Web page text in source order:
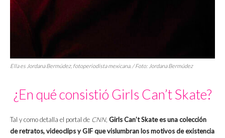
Ella es Jordana Bermúdez, fotoperiodista mexicana. / Foto: Jordana Bermúdez
¿En qué consistió Girls Can’t Skate?
Tal y como detalla el portal de CNN, Girls Can’t Skate es una colección
de retratos, videoclips y GIF que vislumbran los motivos de existencia